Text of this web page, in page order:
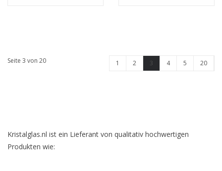
Seite 3 von 20 1 2 3 4 5 20
Kristalglas.nl ist ein Lieferant von qualitativ hochwertigen
Produkten wie: